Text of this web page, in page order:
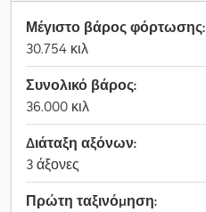
Μέγιστο βάρος φόρτωσης:
30.754 κιλ
Συνολικό βάρος:
36.000 κιλ
Διάταξη αξόνων:
3 άξονες
Πρώτη ταξινόμηση: